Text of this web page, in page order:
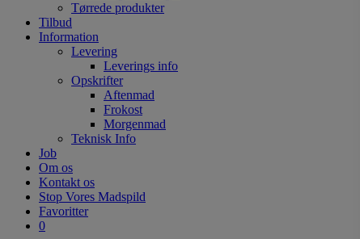
Tørrede produkter
Tilbud
Information
Levering
Leverings info
Opskrifter
Aftenmad
Frokost
Morgenmad
Teknisk Info
Job
Om os
Kontakt os
Stop Vores Madspild
Favoritter
0